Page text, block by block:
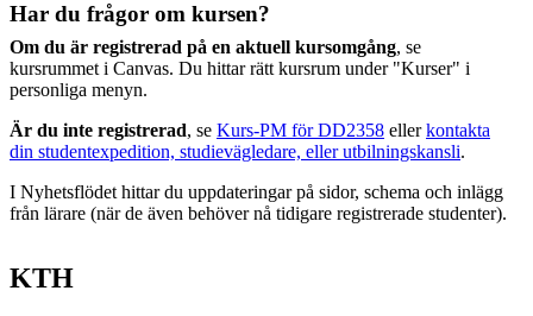
Har du frågor om kursen?
Om du är registrerad på en aktuell kursomgång, se
kursrummet i Canvas. Du hittar rätt kursrum under "Kurser" i
personliga menyn.
Är du inte registrerad, se Kurs-PM för DD2358 ellerkontakta
din studentexpedition, studievägledare, eller utbilningskansli.
I Nyhetsflödet hittar du uppdateringar på sidor, schema och inlägg
från lärare (när de även behöver nå tidigare registrerade studenter).
KTH